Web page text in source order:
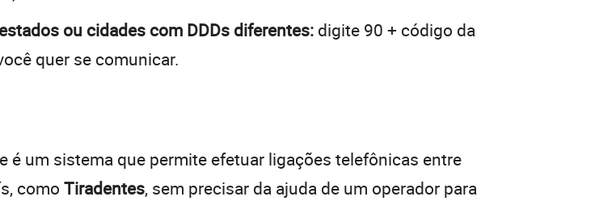
ou cidades com DDDs diferentes: digite 90 + código da
quer se comunicar.
é um sistema que permite efetuar ligações telefônicas entre
como Tiradentes, sem precisar da ajuda de um operador para